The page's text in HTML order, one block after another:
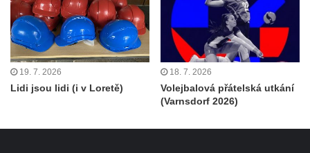
19. 7. 2026
Lidi jsou lidi (i v Loretě)
18. 7. 2026
Volejbalová přátelská utkání
(Varnsdorf 2026)